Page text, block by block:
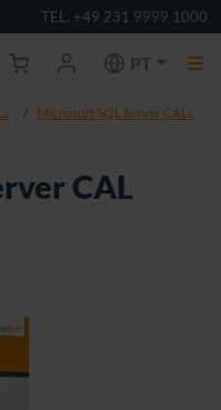
TEL. +49 231 9999 1000
PT
Microsoft SQL Server CALs
CAL